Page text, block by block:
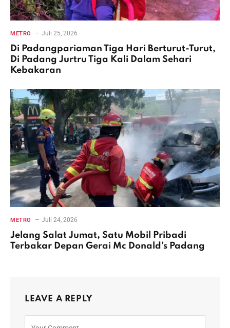
METRO Juli 25, 2026
Di Padangpariaman Tiga Hari Berturut-Turut,
Di Padang Jurtru Tiga Kali Dalam Sehari
Kebakaran
METRO Juli 24, 2026
Jelang Salat Jumat, Satu Mobil Pribadi
Terbakar Depan Gerai Mc Donald’s Padang
LEAVE A REPLY